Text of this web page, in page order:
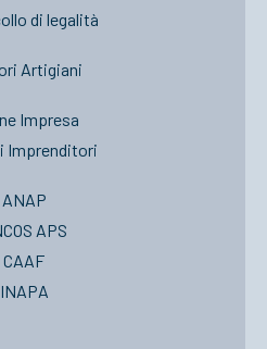
di legalità
Artigiani
Impresa
Imprenditori
ANAP
APS
CAAF
INAPA